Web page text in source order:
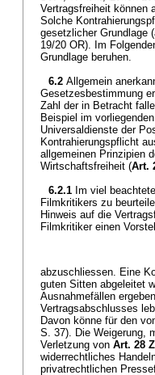
Vertragsfreiheit können
Solche
gesetzlicher Grundlage
19/20 OR). Im
Grundlage beruhen.
6.2 Allgemein
Gesetzesbestimmung
Zahl der in Betracht
Beispiel im
Universaldienste der
Kontrahierungspflicht
allgemeinen Prinzipien
Wirtschaftsfreiheit (Art.
6.2.1 Im viel
Filmkritikers zu
Hinweis auf die
Filmkritiker einen
abzuschliessen. Eine
guten Sitten abgeleitet
Ausnahmefällen
Vertragsabschlusses
Davon könne für den
S. 37). Die Weigerung,
Verletzung von Art. 28
widerrechtliches
privatrechtlichen